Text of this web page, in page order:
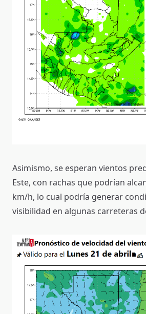
Asimismo, se esperan vientos
Este, con rachas que podrían
km/h, lo cual podría generar
visibilidad en algunas carreteras